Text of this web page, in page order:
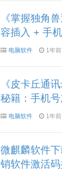
《掌握独角
容插入 + 手
活码》
电脑软件 1年前
《皮卡丘通
秘籍：手机
教程》
电脑软件 1年前
微麒麟软件
销软件激活